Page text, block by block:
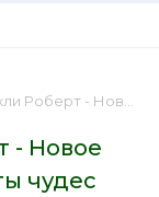
путешествие в координаты чудес 📕 - Книга онлайн бесплатно
- Новое
чудес